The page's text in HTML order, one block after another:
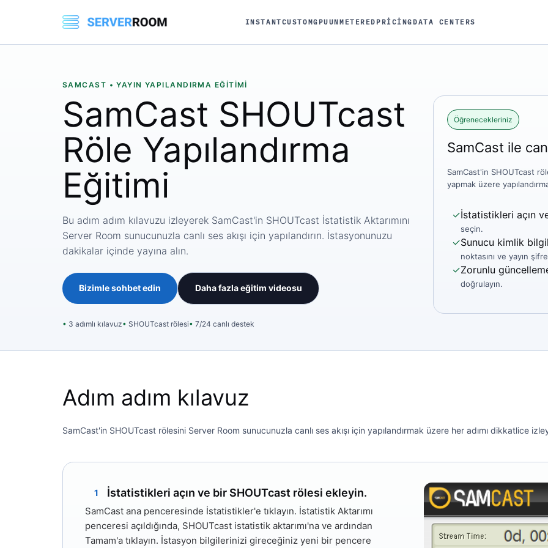
INSTANTCUSTOMGPUUNMETERED PRICING DATA CENTERS
SAMCAST • YAYIN YAPILANDIRMA EĞITIMI
SamCast SHOUTcast
Röle Yapılandırma
Eğitimi
Bu adım adım kılavuzu izleyerek SamCast'in SHOUTcast İstatistik Aktarımını
Server Room sunucunuzla canlı ses akışı için yapılandırın. İstasyonunuzu
dakikalar içinde yayına alın.
Bizimle sohbet edin Daha fazla eğitim videosu
3 adımlı kılavuz SHOUTcast rölesi 7/24 canlı destek
Öğrenecekleriniz
SamCast ile
SamCast'in SHOUTcast
yapmak üzere
✓İstatistikleri açın
seçin.
✓Sunucu kimlik
noktasını ve yayın
✓Zorunlu
doğrulayın.
Adım adım kılavuz
SamCast'in SHOUTcast rölesini Server Room sunucunuzla canlı ses akışı için yapılandırmak üzere her adımı dikkatlice
1 İstatistikleri açın ve bir SHOUTcast rölesi ekleyin.
SamCast ana penceresinde İstatistikler'e tıklayın. İstatistik Aktarımı
penceresi açıldığında, SHOUTcast istatistik aktarımı'na ve ardından
Tamam'a tıklayın. İstasyon bilgilerinizi gireceğiniz yeni bir pencere